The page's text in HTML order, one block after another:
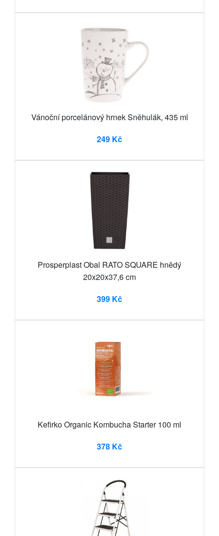
Vánoční porcelánový hrnek Sněhulák, 435 ml
249 Kč
Prosperplast Obal RATO SQUARE hnědý
20x20x37,6 cm
399 Kč
Kefirko Organic Kombucha Starter 100 ml
378 Kč